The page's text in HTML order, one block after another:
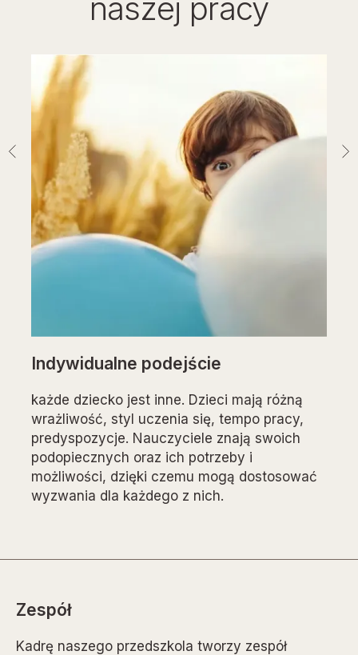
naszej pracy
Indywidualne podejście
każde dziecko jest inne. Dzieci mają różną
wrażliwość, styl uczenia się, tempo pracy,
predyspozycje. Nauczyciele znają swoich
podopiecznych oraz ich potrzeby i
możliwości, dzięki czemu mogą dostosować
wyzwania dla każdego z nich.
Zespół
Kadrę naszego przedszkola tworzy zespół